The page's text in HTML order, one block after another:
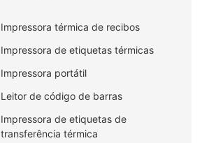
Impressora térmica de recibos
Impressora de etiquetas térmicas
Impressora portátil
Leitor de código de barras
Impressora de etiquetas de
transferência térmica